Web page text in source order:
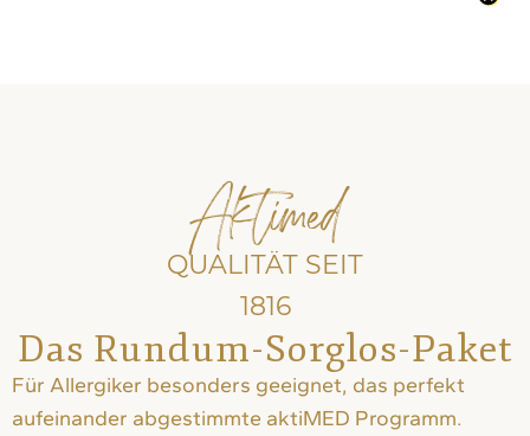
Aktimed
QUALITÄT SEIT
1816
Das Rundum-Sorglos-Paket
Für Allergiker besonders geeignet, das perfekt
aufeinander abgestimmte aktiMED Programm.